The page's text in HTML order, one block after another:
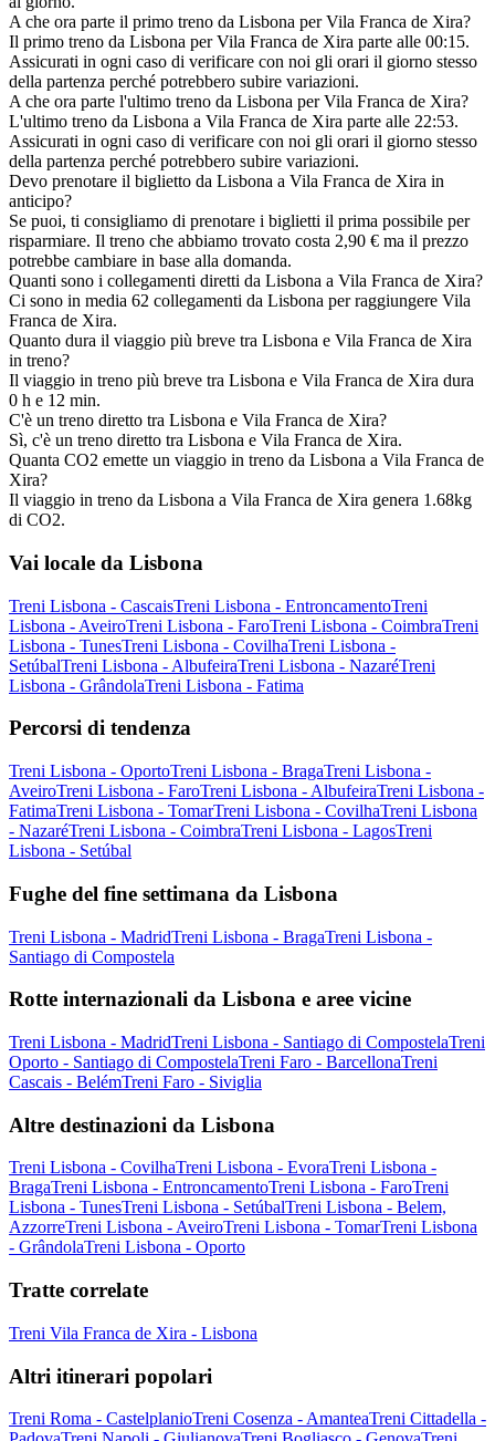
A che ora parte il primo treno da Lisbona per Vila Franca de Xira?
Il primo treno da Lisbona per Vila Franca de Xira parte alle 00:15.
Assicurati in ogni caso di verificare con noi gli orari il giorno stesso
della partenza perché potrebbero subire variazioni.
A che ora parte l'ultimo treno da Lisbona per Vila Franca de Xira?
L'ultimo treno da Lisbona a Vila Franca de Xira parte alle 22:53.
Assicurati in ogni caso di verificare con noi gli orari il giorno stesso
della partenza perché potrebbero subire variazioni.
Devo prenotare il biglietto da Lisbona a Vila Franca de Xira in
anticipo?
Se puoi, ti consigliamo di prenotare i biglietti il prima possibile per
risparmiare. Il treno che abbiamo trovato costa 2,90 € ma il prezzo
potrebbe cambiare in base alla domanda.
Quanti sono i collegamenti diretti da Lisbona a Vila Franca de Xira?
Ci sono in media 62 collegamenti da Lisbona per raggiungere Vila
Franca de Xira.
Quanto dura il viaggio più breve tra Lisbona e Vila Franca de Xira
in treno?
Il viaggio in treno più breve tra Lisbona e Vila Franca de Xira dura
0 h e 12 min.
C'è un treno diretto tra Lisbona e Vila Franca de Xira?
Sì, c'è un treno diretto tra Lisbona e Vila Franca de Xira.
Quanta CO2 emette un viaggio in treno da Lisbona a Vila Franca de
Xira?
Il viaggio in treno da Lisbona a Vila Franca de Xira genera 1.68kg
di CO2.
Vai locale da Lisbona
Treni Lisbona - CascaisTreni Lisbona - EntroncamentoTreni
Lisbona - AveiroTreni Lisbona - FaroTreni Lisbona - CoimbraTreni
Lisbona - TunesTreni Lisbona - CovilhaTreni Lisbona -
SetúbalTreni Lisbona - AlbufeiraTreni Lisbona - NazaréTreni
Lisbona - GrândolaTreni Lisbona - Fatima
Percorsi di tendenza
Treni Lisbona - OportoTreni Lisbona - BragaTreni Lisbona -
AveiroTreni Lisbona - FaroTreni Lisbona - AlbufeiraTreni Lisbona -
FatimaTreni Lisbona - TomarTreni Lisbona - CovilhaTreni Lisbona
- NazaréTreni Lisbona - CoimbraTreni Lisbona - LagosTreni
Lisbona - Setúbal
Fughe del fine settimana da Lisbona
Treni Lisbona - MadridTreni Lisbona - BragaTreni Lisbona -
Santiago di Compostela
Rotte internazionali da Lisbona e aree vicine
Treni Lisbona - MadridTreni Lisbona - Santiago di CompostelaTreni
Oporto - Santiago di CompostelaTreni Faro - BarcellonaTreni
Cascais - BelémTreni Faro - Siviglia
Altre destinazioni da Lisbona
Treni Lisbona - CovilhaTreni Lisbona - EvoraTreni Lisbona -
BragaTreni Lisbona - EntroncamentoTreni Lisbona - FaroTreni
Lisbona - TunesTreni Lisbona - SetúbalTreni Lisbona - Belem,
AzzorreTreni Lisbona - AveiroTreni Lisbona - TomarTreni Lisbona
- GrândolaTreni Lisbona - Oporto
Tratte correlate
Treni Vila Franca de Xira - Lisbona
Altri itinerari popolari
Treni Roma - CastelplanioTreni Cosenza - AmanteaTreni Cittadella -